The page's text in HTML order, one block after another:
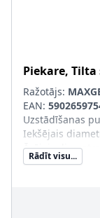
Piekare, Tilta
Ražotājs:
EAN:
Uzstādīšanas
Iekšējais
Ārējais diametrs
Uzstādīšanas
Rādīt visu...